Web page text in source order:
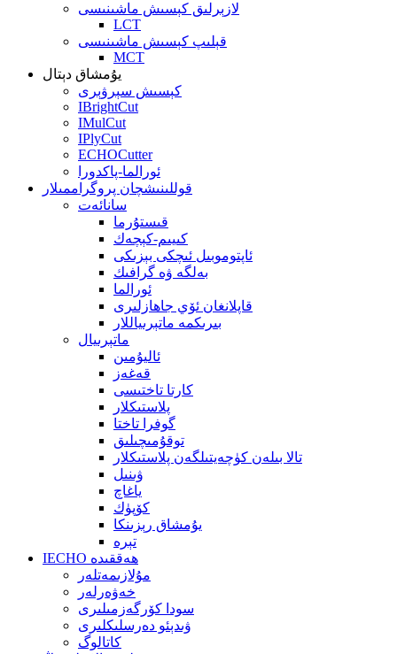
لازېرلىق كېسىش ماشىنىسى
LCT
قېلىپ كېسىش ماشىنىسى
MCT
يۇمشاق دېتال
كېسىش سېرۋېرى
IBrightCut
IMulCut
IPlyCut
ECHOCutter
ئورالما-پاكدورا
قوللىنىشچان پروگراممىلار
سانائەت
قىستۇرما
كىيىم-كېچەك
ئاپتوموبىل ئىچكى بېزىكى
بەلگە ۋە گرافىك
ئورالما
قاپلانغان ئۆي جاھازلىرى
بىرىكمە ماتېرىياللار
ماتېرىيال
ئاليۇمىن
قەغەز
كارتا تاختىسى
پلاستىكلار
گوفرا تاختا
توقۇمىچىلىق
تالا بىلەن كۈچەيتىلگەن پلاستىكلار
ۋىنىل
ياغاچ
كۆپۈك
يۇمشاق رېزىنكا
تېرە
IECHO ھەققىدە
مۇلازىمەتلەر
خەۋەرلەر
سودا كۆرگەزمىلىرى
ۋىدېئو دەرسلىكلىرى
كاتالوگ